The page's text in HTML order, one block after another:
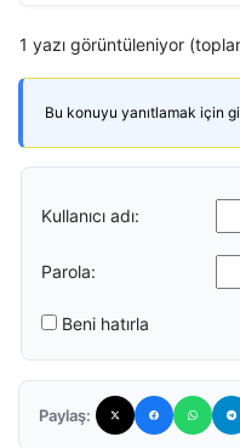
1 yazı görüntüleniyor
Bu konuyu yanıtlamak için
Kullanıcı adı:
Parola:
Beni hatırla
Paylaş: